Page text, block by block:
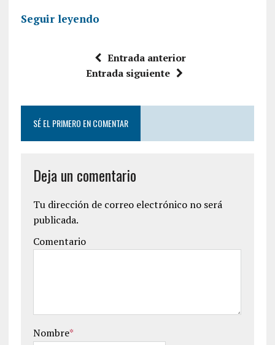
Seguir leyendo
Entrada anterior
Entrada siguiente
SÉ EL PRIMERO EN COMENTAR
Deja un comentario
Tu dirección de correo electrónico no será
publicada.
Comentario
Nombre*